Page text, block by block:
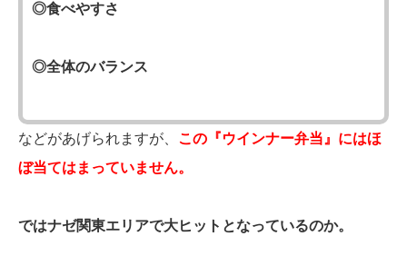
◎食べやすさ
◎全体のバランス
などがあげられますが、 この『ウインナー弁当』にはほ
ぼ当てはまっていません。
ではナゼ関東エリアで大ヒットとなっているのか。